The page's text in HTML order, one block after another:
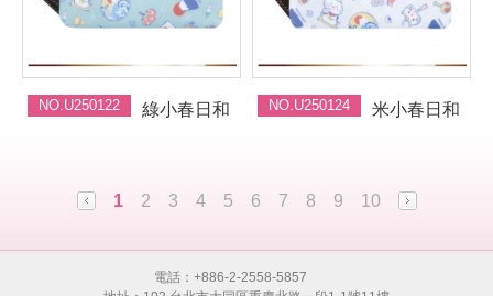
NO.U250122 綠小春日和 NO.U250124 米小春日和
1 2 3 4 5 6 7 8 9 10
電話：+886-2-2558-5857